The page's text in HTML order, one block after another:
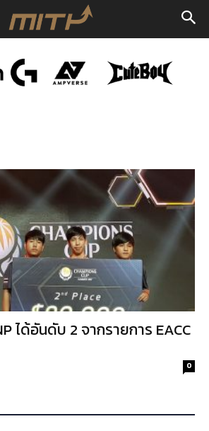
ได้อันดับ 2 จากรายการ EACC
0